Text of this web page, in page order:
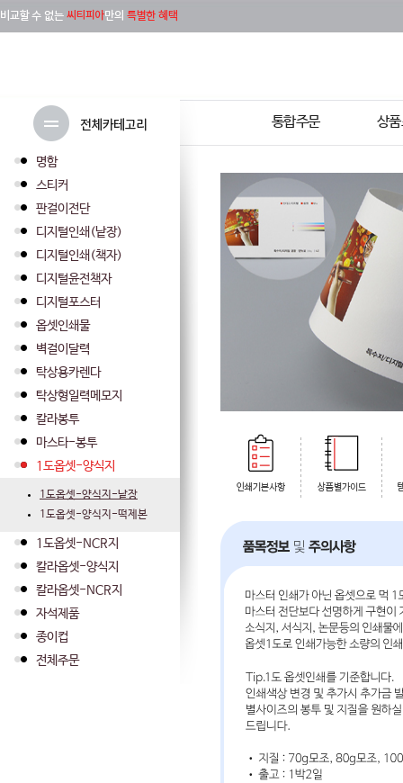
통합주문 상
명함
스티커
판걸이전단
디지털인쇄(낱장)
디지털인쇄(책자)
디지털윤전책자
디지털포스터
옵셋인쇄물
벽걸이달력
탁상용카렌다
탁상형일력메모지
칼라봉투
마스타-봉투
1도옵셋-양식지
1도옵셋-양식지-낱장
1도옵셋-양식지-떡제본
1도옵셋-NCR지
칼라옵셋-양식지
칼라옵셋-NCR지
자석제품
종이컵
전체주문